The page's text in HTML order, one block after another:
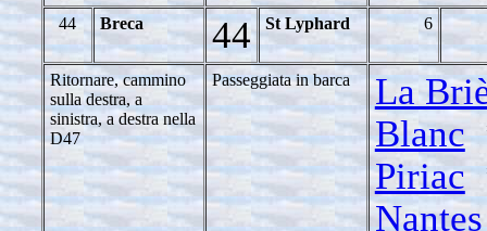
44 Breca 44 St Lyphard 6
Ritornare, cammino
sulla destra, a
sinistra, a destra nella
D47
Passeggiata in barca
La
Blanc
Piriac
Nantes